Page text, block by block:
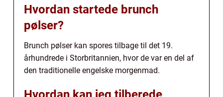
Hvordan startede brunch
pølser?
Brunch pølser kan spores tilbage til det 19.
århundrede i Storbritannien, hvor de var en del af
den traditionelle engelske morgenmad.